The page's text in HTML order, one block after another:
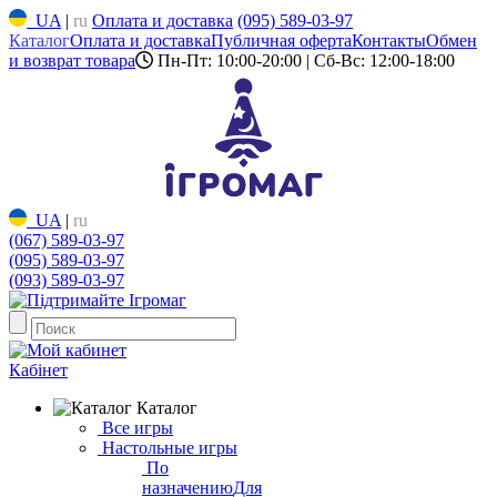
UA | ru Оплата и доставка (095) 589-03-97
КаталогОплата и доставкаПубличная офертаКонтактыОбмен
и возврат товара
Пн-Пт: 10:00-20:00 | Сб-Вс: 12:00-18:00
UA | ru
(067) 589-03-97
(095) 589-03-97
(093) 589-03-97
Кабінет
Каталог
Все игры
Настольные игры
По
назначениюДля